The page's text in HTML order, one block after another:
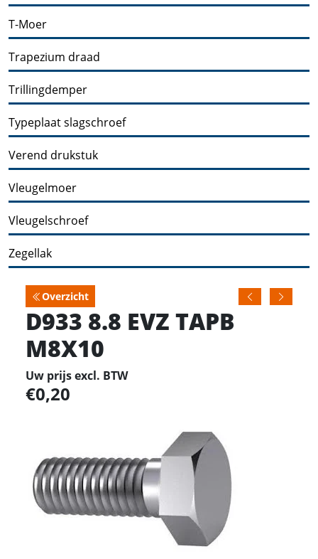
T-Moer
Trapezium draad
Trillingdemper
Typeplaat slagschroef
Verend drukstuk
Vleugelmoer
Vleugelschroef
Zegellak
Overzicht
D933 8.8 EVZ TAPB
M8X10
Uw prijs excl. BTW
0,20